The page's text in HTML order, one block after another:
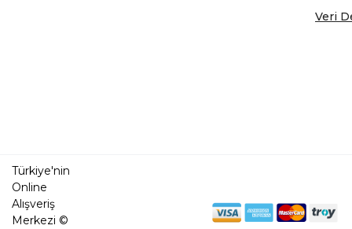
Veri
Türkiye'nin
Online
Alışveriş
Merkezi ©